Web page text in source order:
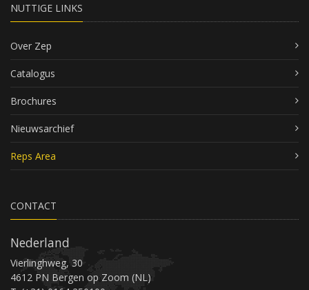
NUTTIGE LINKS
Over Zep
Catalogus
Brochures
Nieuwsarchief
Reps Area
CONTACT
Nederland
Vierlinghweg, 30
4612 PN Bergen op Zoom (NL)